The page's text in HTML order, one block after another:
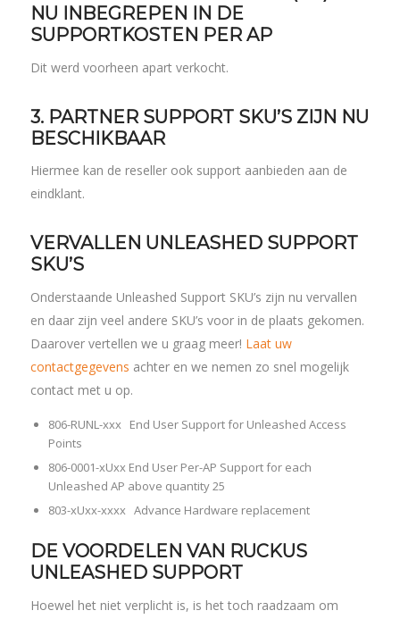
NU INBEGREPEN IN DE
SUPPORTKOSTEN PER AP
Dit werd voorheen apart verkocht.
3. PARTNER SUPPORT SKU’S ZIJN NU
BESCHIKBAAR
Hiermee kan de reseller ook support aanbieden aan de
eindklant.
VERVALLEN UNLEASHED SUPPORT
SKU’S
Onderstaande Unleashed Support SKU’s zijn nu vervallen
en daar zijn veel andere SKU’s voor in de plaats gekomen.
Daarover vertellen we u graag meer! Laat uw
contactgegevens achter en we nemen zo snel mogelijk
contact met u op.
806-RUNL-xxx End User Support for Unleashed Access
Points
806-0001-xUxx End User Per-AP Support for each
Unleashed AP above quantity 25
803-xUxx-xxxx Advance Hardware replacement
DE VOORDELEN VAN RUCKUS
UNLEASHED SUPPORT
Hoewel het niet verplicht is, is het toch raadzaam om